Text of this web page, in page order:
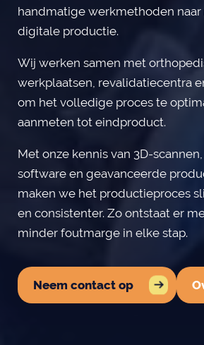
handmatige werkmethoden
digitale productie.
Wij werken samen met
werkplaatsen, revalidatiecentra
om het volledige proces te
aanmeten tot eindproduct.
Met onze kennis van 3D-
software en geavanceerde
maken we het productieproces
en consistenter. Zo ontstaat er
minder foutmarge in elke stap.
Neem contact op